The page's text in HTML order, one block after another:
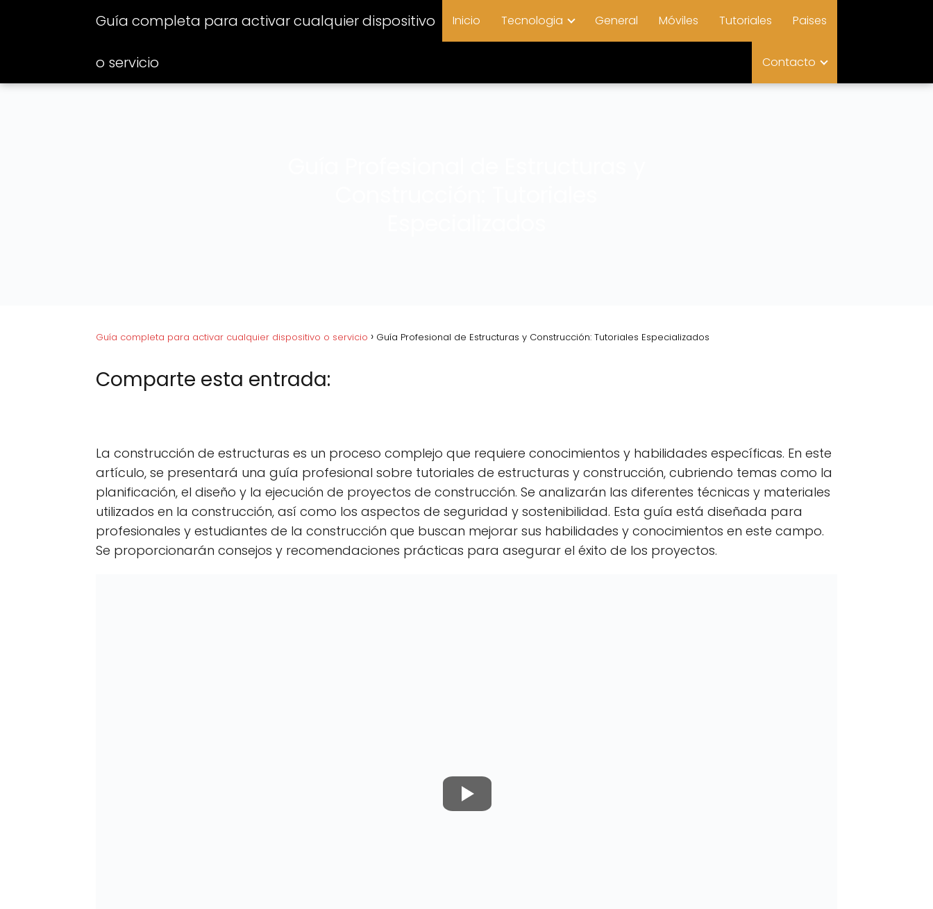
Guía completa para activar cualquier dispositivo
o servicio
Inicio Tecnologia General Móviles Tutoriales Paises
Contacto
Guía completa para activar cualquier dispositivo o servicio Guía Profesional de Estructuras y Construcción: Tutoriales Especializados
Comparte esta entrada:
p
a
r
t
i
e
n
p
a
r
t
i
e
n
p
a
r
t
i
e
n
p
a
r
t
i
r
e
n
p
a
r
t
i
e
n
La construcción de estructuras es un proceso complejo que requiere conocimientos y habilidades específicas. En este
artículo, se presentará una guía profesional sobre tutoriales de estructuras y construcción, cubriendo temas como la
planificación, el diseño y la ejecución de proyectos de construcción. Se analizarán las diferentes técnicas y materiales
utilizados en la construcción, así como los aspectos de seguridad y sostenibilidad. Esta guía está diseñada para
profesionales y estudiantes de la construcción que buscan mejorar sus habilidades y conocimientos en este campo.
Se proporcionarán consejos y recomendaciones prácticas para asegurar el éxito de los proyectos.